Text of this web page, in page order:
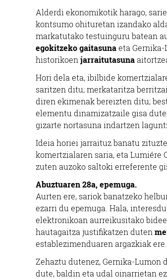
Alderdi ekonomikotik harago,
kontsumo ohituretan izandako
markatutako testuinguru batean
egokitzeko gaitasunaeta
historikoen jarraitutasuna
Hori dela eta, ibilbide
saritzen ditu; merkataritza
diren ekimenak bereizten ditu;
elementu dinamizatzaile gisa
gizarte nortasuna indartzen
Ideia horiei jarraituz banatu
komertzialaren saria, eta Lumiére
zuten auzoko saltoki erreferente
Abuztuaren 28a, epemuga.
Aurten ere, sariok banatzeko
ezarri du epemuga. Hala,
elektronikoan aurreikusitako
hautagaitza justifikatzen duten
establezimenduaren argazkiak ere.
Zehaztu dutenez, Gernika-
dute, baldin eta udal oinarrietan